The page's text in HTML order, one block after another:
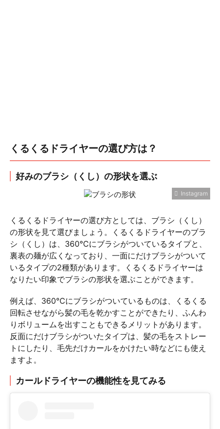
くるくるドライヤーの選び方は？
好みのブラシ（くし）の形状を選ぶ
Instagram
くるくるドライヤーの選び方としては、ブラシ（くし）
の形状を見て選びましょう。くるくるドライヤーのブラ
シ（くし）は、360℃にブラシがついているタイプと、
裏表の麺が広くなっており、一面にだけブラシがついて
いるタイプの2種類があります。くるくるドライヤーは
なりたい印象でブラシの形状を選ぶことができます。
例えば、360℃にブラシがついているものは、くるくる
回転させながら髪の毛を乾かすことができたり、ふんわ
りボリュームを出すこともできるメリットがあります。
反面にだけブラシがついたタイプは、髪の毛をストレー
トにしたり、毛先だけカールをかけたい時などにも使え
ますよ。
カールドライヤーの機能性を見てみる